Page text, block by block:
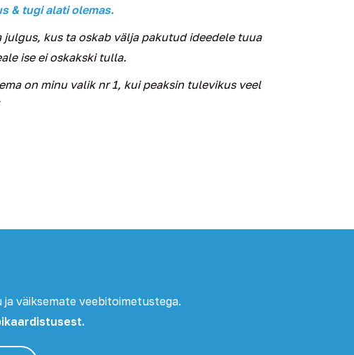
& tugi alati olemas.
julgus, kus ta oskab välja pakutud ideedele tuua
ise ei oskakski tulla.
on minu valik nr 1, kui peaksin tulevikus veel
väiksemate veebitoimetustega.